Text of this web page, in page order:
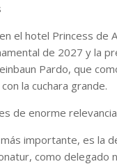
el hotel Princess de
de 2027 y la
Pardo, que
la cuchara grande.
de enorme
importante, es la
como delegado